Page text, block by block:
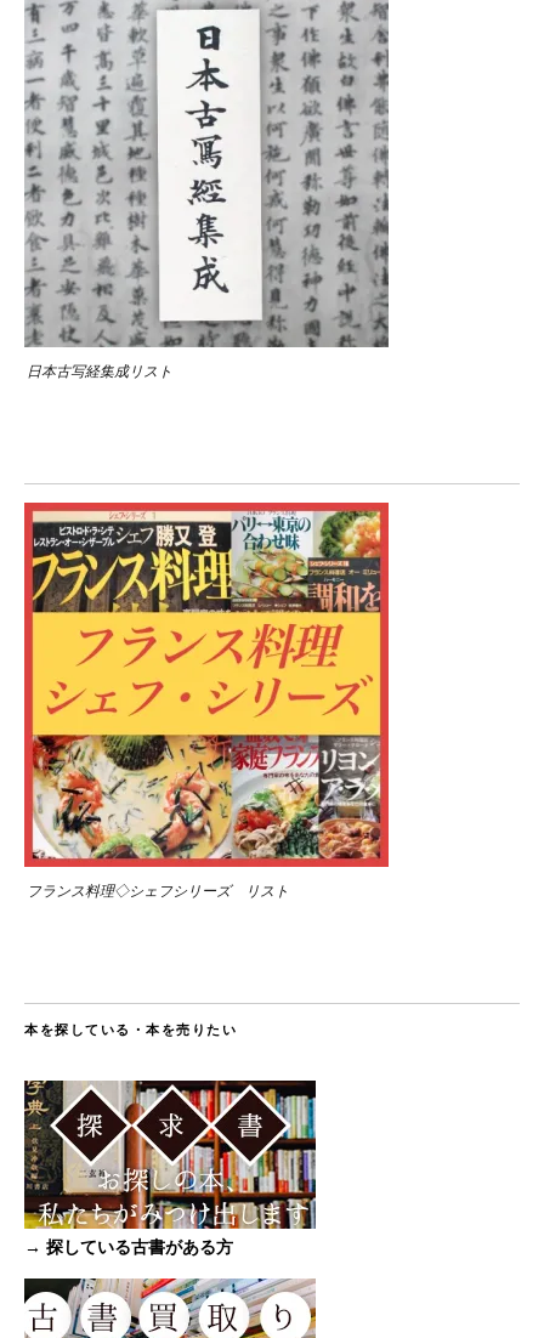
日本古写経集成リスト
フランス料理◇シェフシリーズ リスト
本を探している・本を売りたい
→ 探している古書がある方